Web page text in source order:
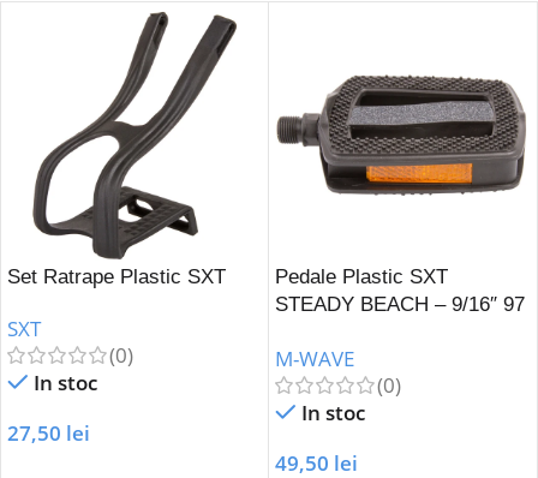
Set Ratrape Plastic SXT
SXT
(0)
In stoc
27,50 lei
Pedale Plastic SXT
STEADY BEACH – 9/16″ 97
M-WAVE
(0)
In stoc
49,50 lei